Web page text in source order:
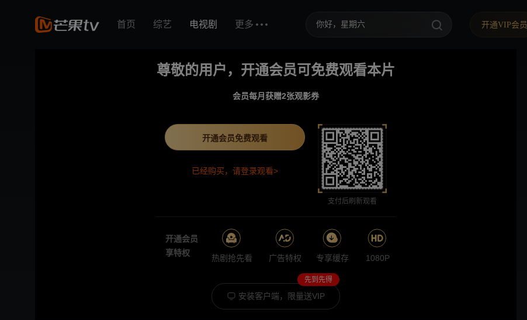
首页 综艺 电视剧 更多
密室大逃脱 第八季
御廷谣
你好，星期六
快乐老家
野狗骨头
忙忙碌碌寻宝藏2
我们的宿舍·归心季
爸爸当家 第五季
开通VIP会员
尊敬的用户，开通会员可免费观看本片
会员每月获赠2张观影券
开通会员免费观看
已经购买，请登录观看>
支付后刷新观看
开通会员
享特权
热剧抢先看 广告特权 专享缓存 1080P
安装客户端，限量送VIP
先到先得